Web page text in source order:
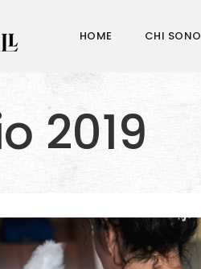
HOME CHI SONO
2019